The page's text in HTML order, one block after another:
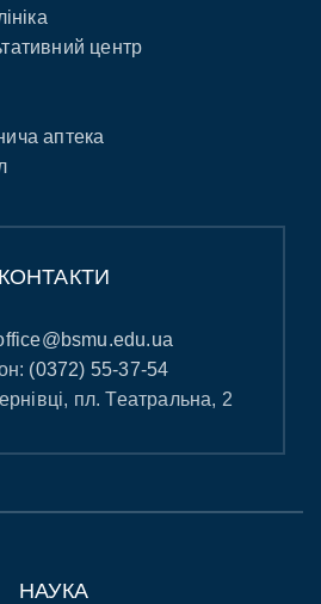
центр
аптека
КОНТАКТИ
(0372) 55-37-54
пл. Театральна, 2
НАУКА